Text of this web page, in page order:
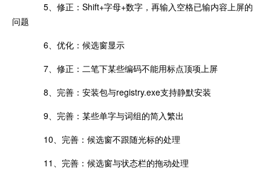
5、修正：Shift+字母+数字，再输入空格已输内容上屏的
问题
6、优化：候选窗显示
7、修正：二笔下某些编码不能用标点顶项上屏
8、完善：安装包与registry.exe支持静默安装
9、完善：某些单字与词组的简入繁出
10、完善：候选窗不跟随光标的处理
11、完善：候选窗与状态栏的拖动处理